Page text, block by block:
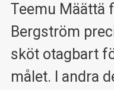
Teemu Määttä
Bergström
sköt otagbart
målet. I andra